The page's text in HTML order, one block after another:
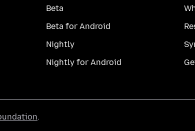
Beta
Beta for Android
Nightly
Nightly for Android
.